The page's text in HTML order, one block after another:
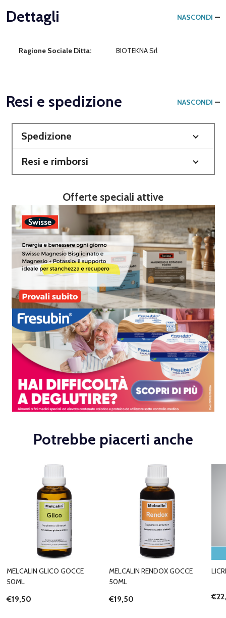
Dettagli NASCONDI
Ragione Sociale Ditta: BIOTEKNA Srl
Resi e spedizione NASCONDI
Spedizione
Resi e rimborsi
Offerte speciali attive
Potrebbe piacerti anche
MELCALIN GLICO GOCCE
50ML
€19,50
MELCALIN RENDOX GOCCE
50ML
€19,50